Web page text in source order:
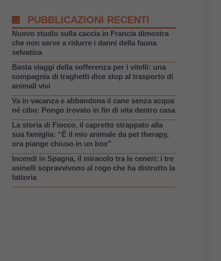
PUBBLICAZIONI RECENTI
Nuovo studio sulla caccia in Francia dimostra
che non serve a ridurre i danni della fauna
selvatica
Basta viaggi della sofferenza per i vitelli: una
compagnia di traghetti dice stop al trasporto di
animali vivi
Va in vacanza e abbandona il cane senza acqua
né cibo: Pongo trovato in fin di vita dentro casa
La storia di Fiocco, il capretto strappato alla
sua famiglia: “È il mio animale da pet therapy,
ora piange chiuso in un box”
Incendi in Spagna, il miracolo tra le ceneri: i tre
asinelli sopravvivono al rogo che ha distrutto la
fattoria